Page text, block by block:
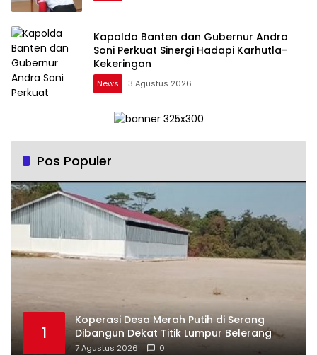
Kapolda Banten dan Gubernur Andra
Soni Perkuat Sinergi Hadapi Karhutla-
Kekeringan
News 3 Agustus 2026
Pos Populer
1
Koperasi Desa Merah Putih di Serang
Dibangun Dekat Titik Lumpur Belerang
7 Agustus 2026 0